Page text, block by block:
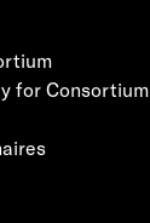
for Consortium